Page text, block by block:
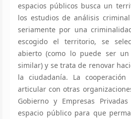
espacios públicos busca un
los estudios de análisis
seriamente por una
escogido el territorio, se
abierto (como lo puede ser
similar) y se trata de renovar
la ciudadanía. La
articular con otras
Gobierno y Empresas
espacio público para que